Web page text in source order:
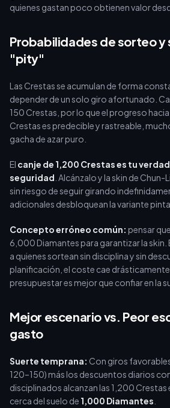
quienes gastan poco obtienen valor
Probabilidades de sorteo y
"pity"
Las Crestas se acumulan de forma
depender de un solo giro afortunado.
150 Crestas, por lo que el progreso
Crestas es predecible y rastreable,
gacha de azar puro.
El canje de 1,200 Crestas es tu
seguridad . Alcánzalo y la skin de
sin riesgo de seguir girando
adicionales desbloquean la variante
Concepto erróneo común: pensar
6,000 Diamantes para garantizar la skin.
a quienes sortean sin disciplina y sin
planificación, el coste cae
presupuestar es mejor que confiar en la
Mejor escenario vs. Peor
gasto
Suerte temprana: Con giros
120–150) más los descuentos diarios
disciplinados alcanzan las 1,200 Crestas
cerca del suelo de 1,000 Diamantes